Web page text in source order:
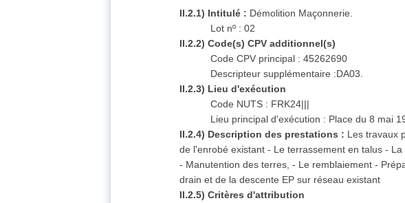
II.2.1) Intitulé : Démolition Maçonnerie.
Lot nº : 02
II.2.2) Code(s) CPV additionnel(s)
Code CPV principal : 45262690
Descripteur supplémentaire :DA03.
II.2.3) Lieu d'exécution
Code NUTS : FRK24|||
Lieu principal d'exécution : Place du 8 mai
II.2.4) Description des prestations : Les travaux
de l'enrobé existant - Le terrassement en talus -
- Manutention des terres, - Le remblaiement -
drain et de la descente EP sur réseau existant
II.2.5) Critères d'attribution